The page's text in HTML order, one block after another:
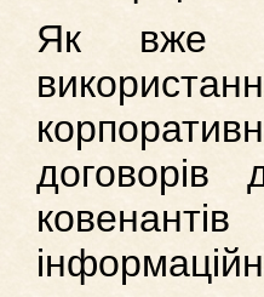
Як вже
договорів